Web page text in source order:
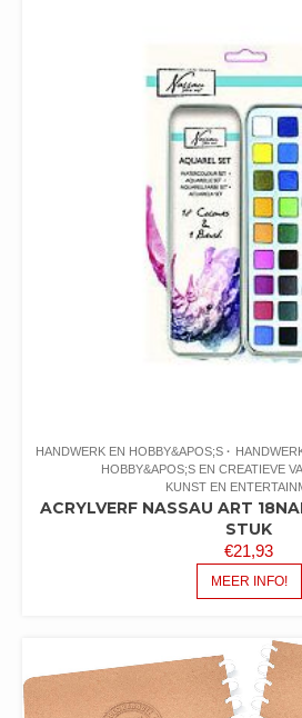
HANDWERK EN HOBBY&APOS;S
HOBBY&APOS;S EN CREATIEVE
KUNST EN
ACRYLVERF NASSAU ART
STUK
€21,93
MEER INFO!